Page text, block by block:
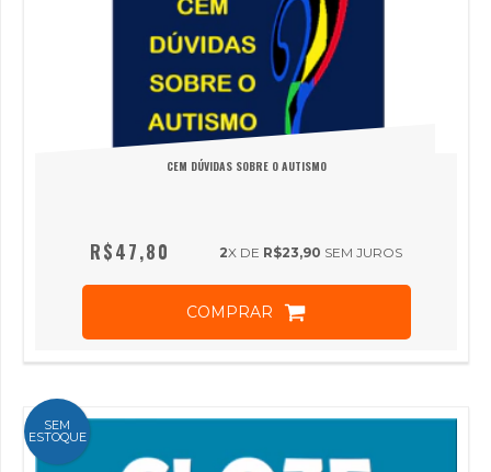
CEM DÚVIDAS SOBRE O AUTISMO
R$47,80 2X DE R$23,90 SEM JUROS
COMPRAR
SEM
ESTOQUE